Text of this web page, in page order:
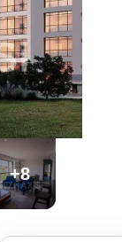
+8